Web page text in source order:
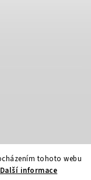
tohoto webu
Další informace